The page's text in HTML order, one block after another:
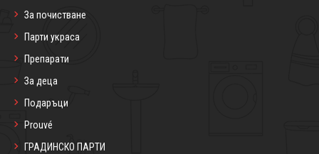
За почистване
Парти украса
Препарати
За деца
Подаръци
Prouvé
ГРАДИНСКО ПАРТИ